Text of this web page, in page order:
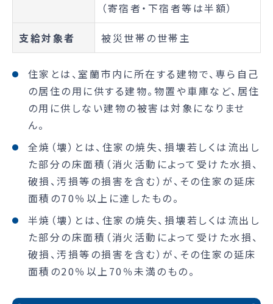
（寄宿者・下宿者等は半額）
支給対象者 被災世帯の世帯主
住家とは、室蘭市内に所在する建物で、専ら自己
の居住の用に供する建物。物置や車庫など、居住
の用に供しない建物の被害は対象になりませ
ん。
全焼（壊）とは、住家の焼失、損壊若しくは流出し
た部分の床面積（消火活動によって受けた水損、
破損、汚損等の損害を含む）が、その住家の延床
面積の70％以上に達したもの。
半焼（壊）とは、住家の焼失、損壊若しくは流出し
た部分の床面積（消火活動によって受けた水損、
破損、汚損等の損害を含む）が、その住家の延床
面積の20％以上70％未満のもの。